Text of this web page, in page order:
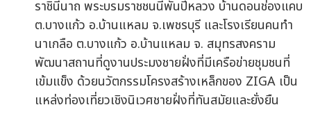
ราชินีนาถ พระบรมราชชนนีพันปีหลวง บ้านดอนช่องแคบ
ต.บางแก้ว อ.บ้านแหลม จ.เพชรบุรี และโรงเรียนคนทำ
นาเกลือ ต.บางแก้ว อ.บ้านแหลม จ. สมุทรสงคราม
พัฒนาสถานที่ดูงานประมงชายฝั่งที่มีเครือข่ายชุมชนที่
เข้มแข็ง ด้วยนวัตกรรมโครงสร้างเหล็กของ ZIGA เป็น
แหล่งท่องเที่ยวเชิงนิเวศชายฝั่งที่ทันสมัยและยั่งยืน